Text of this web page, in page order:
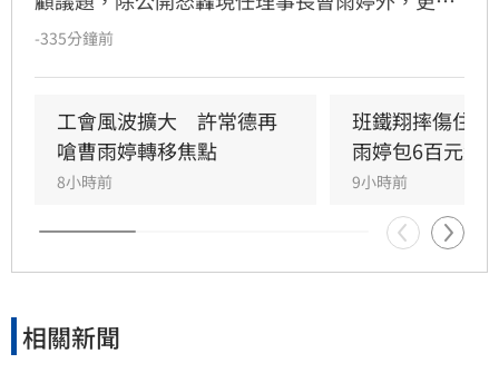
拱創辦人姜厚任重出江湖。對此，姜厚任透過社
一捐」互助計畫因任期屆滿未能落實，成為心中
遺憾。儘管外界強烈期盼復出，姜厚任果斷表示
無意再掌工會，但仍重申工會核心價值應回歸保
障會員福利。此番言論不僅揭開演藝圈光鮮背後
的殘酷現實，也讓工會制度的改革與初衷再次成
為大眾關注焦點。
-335分鐘前
工會風波擴大　許常德再
嗆曹雨婷轉移焦點
8小時前
班鐵翔摔傷住
雨婷包6百元紅
9小時前
相關新聞